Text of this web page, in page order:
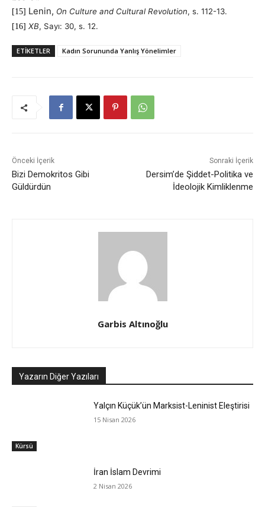
[15] Lenin, On Culture and Cultural Revolution, s. 112-13.
[16] XB, Sayı: 30, s. 12.
ETIKETLER Kadın Sorununda Yanlış Yönelimler
Önceki İçerik
Bizi Demokritos Gibi
Güldürdün
Sonraki İçerik
Dersim’de Şiddet-Politika ve
İdeolojik Kimliklenme
Garbis Altınoğlu
Yazarın Diğer Yazıları
Kürsü
Yalçın Küçük’ün Marksist-Leninist Eleştirisi
15 Nisan 2026
İran İslam Devrimi
2 Nisan 2026